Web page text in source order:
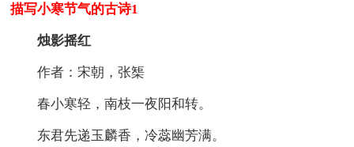
描写小寒节气的古诗1
烛影摇红
作者：宋朝，张榘
春小寒轻，南枝一夜阳和转。
东君先递玉麟香，冷蕊幽芳满。